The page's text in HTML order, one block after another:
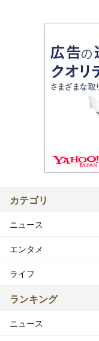
カテゴリ
ニュース
エンタメ
ライフ
ランキング
ニュース